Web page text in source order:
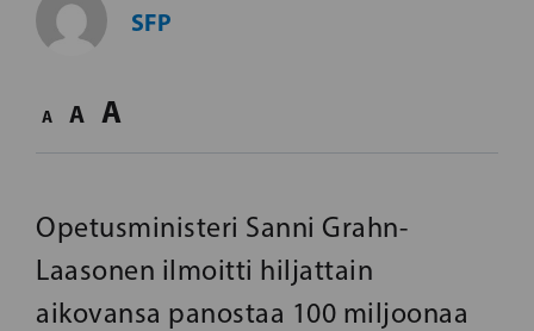
SFP
A A A
Opetusministeri Sanni Grahn-
Laasonen ilmoitti hiljattain
aikovansa panostaa 100 miljoonaa